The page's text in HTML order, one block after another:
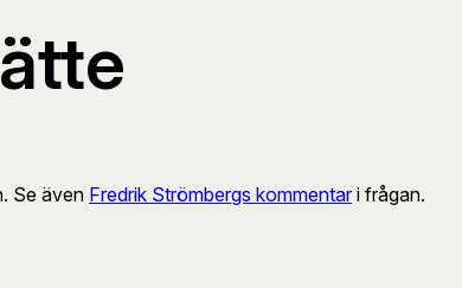
Se även Fredrik Strömbergs kommentar i frågan.